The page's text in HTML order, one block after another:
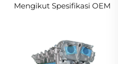
Mengikut Spesifikasi OEM